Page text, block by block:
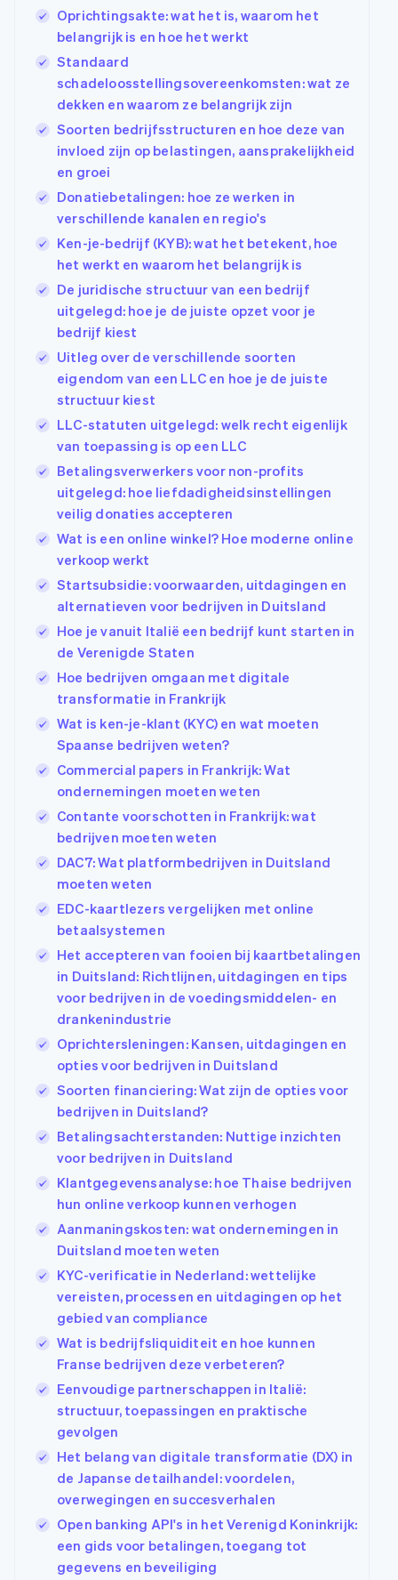
Oprichtingsakte: wat het is, waarom het
belangrijk is en hoe het werkt
Standaard
schadeloosstellingsovereenkomsten: wat ze
dekken en waarom ze belangrijk zijn
Soorten bedrijfsstructuren en hoe deze van
invloed zijn op belastingen, aansprakelijkheid
en groei
Donatiebetalingen: hoe ze werken in
verschillende kanalen en regio's
Ken-je-bedrijf (KYB): wat het betekent, hoe
het werkt en waarom het belangrijk is
De juridische structuur van een bedrijf
uitgelegd: hoe je de juiste opzet voor je
bedrijf kiest
Uitleg over de verschillende soorten
eigendom van een LLC en hoe je de juiste
structuur kiest
LLC-statuten uitgelegd: welk recht eigenlijk
van toepassing is op een LLC
Betalingsverwerkers voor non-profits
uitgelegd: hoe liefdadigheidsinstellingen
veilig donaties accepteren
Wat is een online winkel? Hoe moderne online
verkoop werkt
Startsubsidie: voorwaarden, uitdagingen en
alternatieven voor bedrijven in Duitsland
Hoe je vanuit Italië een bedrijf kunt starten in
de Verenigde Staten
Hoe bedrijven omgaan met digitale
transformatie in Frankrijk
Wat is ken-je-klant (KYC) en wat moeten
Spaanse bedrijven weten?
Commercial papers in Frankrijk: Wat
ondernemingen moeten weten
Contante voorschotten in Frankrijk: wat
bedrijven moeten weten
DAC7: Wat platformbedrijven in Duitsland
moeten weten
EDC-kaartlezers vergelijken met online
betaalsystemen
Het accepteren van fooien bij kaartbetalingen
in Duitsland: Richtlijnen, uitdagingen en tips
voor bedrijven in de voedingsmiddelen- en
drankenindustrie
Oprichtersleningen: Kansen, uitdagingen en
opties voor bedrijven in Duitsland
Soorten financiering: Wat zijn de opties voor
bedrijven in Duitsland?
Betalingsachterstanden: Nuttige inzichten
voor bedrijven in Duitsland
Klantgegevensanalyse: hoe Thaise bedrijven
hun online verkoop kunnen verhogen
Aanmaningskosten: wat ondernemingen in
Duitsland moeten weten
KYC-verificatie in Nederland: wettelijke
vereisten, processen en uitdagingen op het
gebied van compliance
Wat is bedrijfsliquiditeit en hoe kunnen
Franse bedrijven deze verbeteren?
Eenvoudige partnerschappen in Italië:
structuur, toepassingen en praktische
gevolgen
Het belang van digitale transformatie (DX) in
de Japanse detailhandel: voordelen,
overwegingen en succesverhalen
Open banking API's in het Verenigd Koninkrijk:
een gids voor betalingen, toegang tot
gegevens en beveiliging